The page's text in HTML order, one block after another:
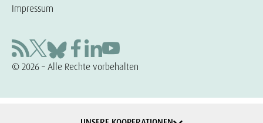
Impressum
© 2026 – Alle Rechte vorbehalten